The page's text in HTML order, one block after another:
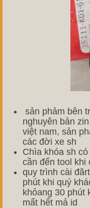
sản phảm bên
nghuyên bản
việt nam, sản
các đời xe sh
Chìa khóa sh
cần đến tool khi
quy trình cài
phút khi quý
khỏang 30 phút
mất hết mả id